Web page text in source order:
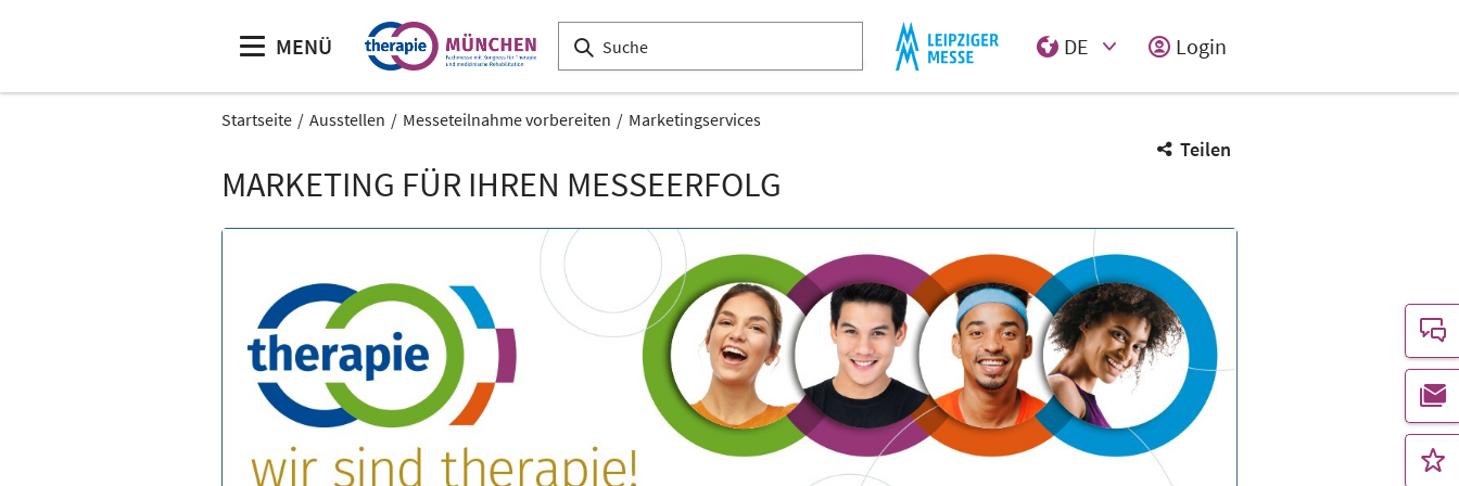
MENÜ
DE
Login
Startseite Ausstellen Messeteilnahme vorbereiten Marketingservices
Teilen
MARKETING FÜR IHREN MESSEERFOLG